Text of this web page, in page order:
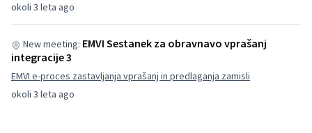
okoli 3 leta ago
okoli 3 leta ago
New meeting: EMVI Sestanek za obravnavo vprašanj
integracije 3
EMVI e-proces zastavljanja vprašanj in predlaganja zamisli